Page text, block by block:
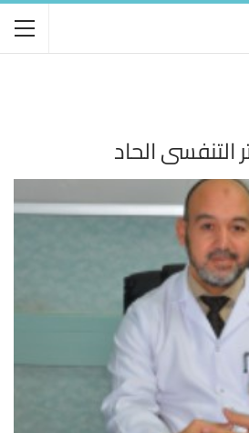
التنفسي الحاد